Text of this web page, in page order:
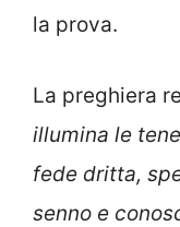
la prova.
La preghiera
illumina le
fede dritta,
senno e